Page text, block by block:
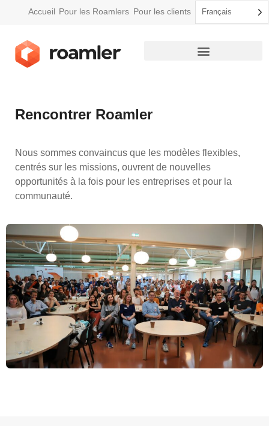
Accueil Pour les Roamlers Pour les clients Français
Rencontrer Roamler
Nous sommes convaincus que les modèles flexibles,
centrés sur les missions, ouvrent de nouvelles
opportunités à la fois pour les entreprises et pour la
communauté.